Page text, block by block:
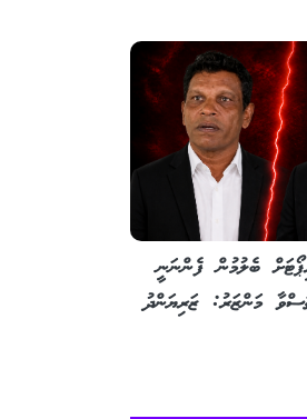
ބެލުމުން ފެންނަނީ
މަންޒަރު: ޒަރިޔަންދު